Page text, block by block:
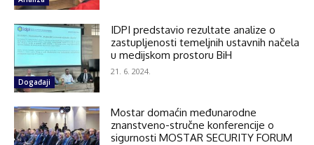
Događaji
IDPI predstavio rezultate analize o
zastupljenosti temeljnih ustavnih načela
u medijskom prostoru BiH
21. 6. 2024.
Mostar domaćin međunarodne
znanstveno-stručne konferencije o
sigurnosti MOSTAR SECURITY FORUM